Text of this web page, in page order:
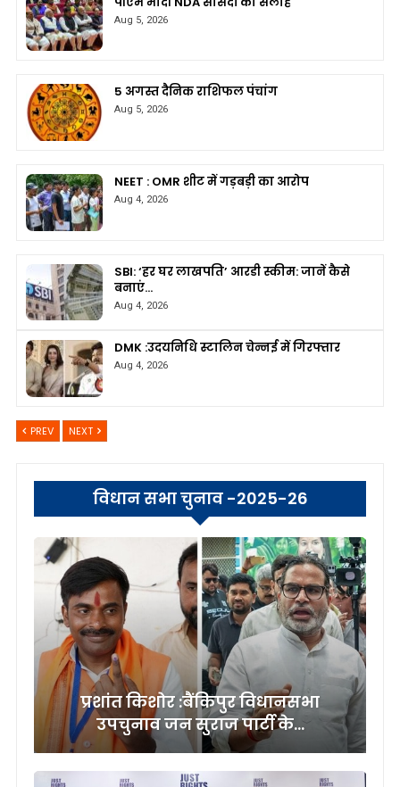
Aug 5, 2026
5 अगस्त दैनिक राशिफल पंचांग
Aug 5, 2026
NEET : OMR शीट में गड़बड़ी का आरोप
Aug 4, 2026
SBI: ‘हर घर लाखपति’ आरडी स्कीम: जानें कैसे
बनाएं…
Aug 4, 2026
DMK :उदयनिधि स्टालिन चेन्नई में गिरफ्तार
Aug 4, 2026
PREV NEXT
विधान सभा चुनाव -2025-26
प्रशांत किशोर :बैंकिपुर विधानसभा
उपचुनाव जन सुराज पार्टी के…